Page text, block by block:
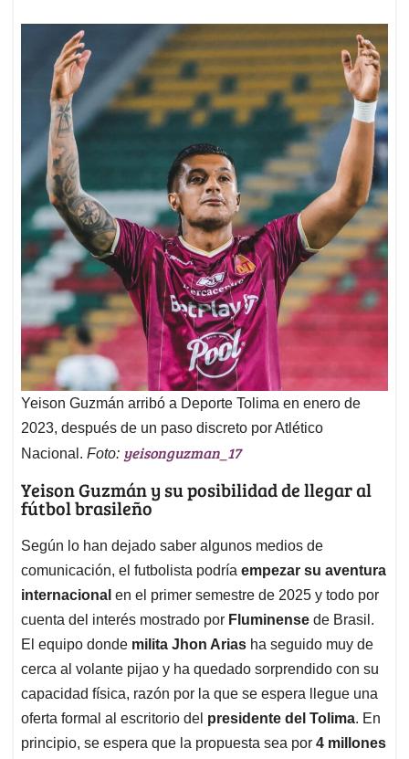
Yeison Guzmán arribó a Deporte Tolima en enero de
2023, después de un paso discreto por Atlético
Nacional. Foto: yeisonguzman_17
Yeison Guzmán y su posibilidad de llegar al
fútbol brasileño
Según lo han dejado saber algunos medios de
comunicación, el futbolista podría empezar su aventura
internacional en el primer semestre de 2025 y todo por
cuenta del interés mostrado por Fluminense de Brasil.
El equipo donde milita Jhon Arias ha seguido muy de
cerca al volante pijao y ha quedado sorprendido con su
capacidad física, razón por la que se espera llegue una
oferta formal al escritorio del presidente del Tolima. En
principio, se espera que la propuesta sea por 4 millones